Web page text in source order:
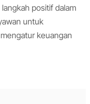
positif dalam
untuk
keuangan